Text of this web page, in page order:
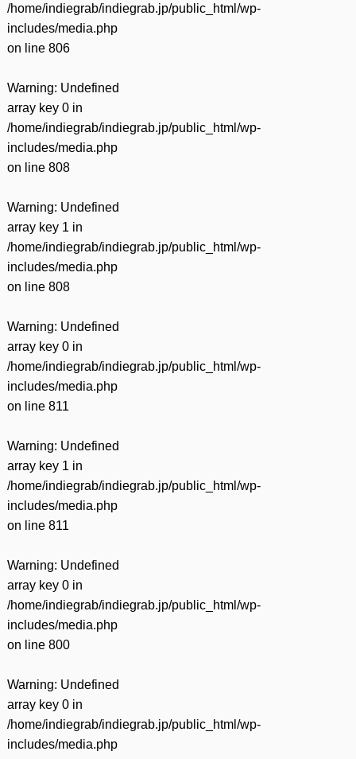
/home/indiegrab/indiegrab.jp/public_html/wp-
includes/media.php
on line 806
Warning: Undefined
array key 0 in
/home/indiegrab/indiegrab.jp/public_html/wp-
includes/media.php
on line 808
Warning: Undefined
array key 1 in
/home/indiegrab/indiegrab.jp/public_html/wp-
includes/media.php
on line 808
Warning: Undefined
array key 0 in
/home/indiegrab/indiegrab.jp/public_html/wp-
includes/media.php
on line 811
Warning: Undefined
array key 1 in
/home/indiegrab/indiegrab.jp/public_html/wp-
includes/media.php
on line 811
Warning: Undefined
array key 0 in
/home/indiegrab/indiegrab.jp/public_html/wp-
includes/media.php
on line 800
Warning: Undefined
array key 0 in
/home/indiegrab/indiegrab.jp/public_html/wp-
includes/media.php